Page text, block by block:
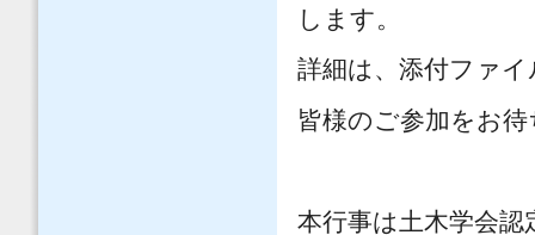
します。
詳細は、添付ファ
皆様のご参加をお
本行事は土木学会認